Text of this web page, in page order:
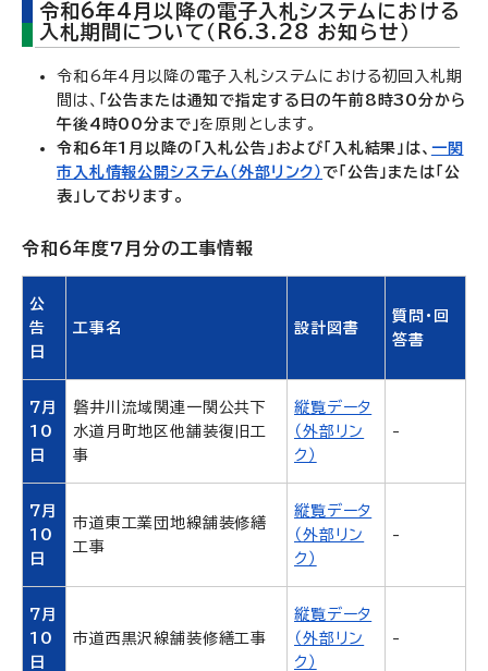
令和6年4月以降の電子入札システムにおける
入札期間について（R6.3.28 お知らせ）
令和6年4月以降の電子入札システムにおける初回入札期
間は、 「公告または通知で指定する日の午前8時30分から
午後4時00分まで」を原則とします。
令和6年1月以降の「入札公告」および「入札結果」は、 一関
市入札情報公開システム（外部リンク） で「公告」または「公
表」しております。
令和6年度7月分の工事情報
公
告
日
工事名 設計図書
質問・回
答書
7月
10
日
磐井川流域関連一関公共下
水道月町地区他舗装復旧工
事
縦覧データ
（外部リン
ク）
-
7月
10
日
市道東工業団地線舗装修繕
工事
縦覧データ
（外部リン
ク）
-
7月
10
日
市道西黒沢線舗装修繕工事
縦覧データ
（外部リン
ク）
-